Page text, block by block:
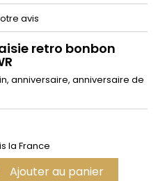
avis
retro bonbon
anniversaire, anniversaire de
la France
Ajouter au panier